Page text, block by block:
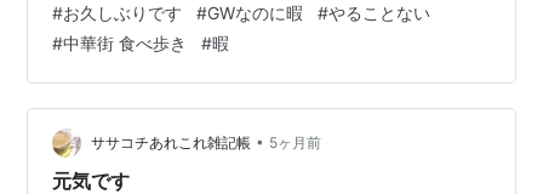
からぬw アクセサリーで生きてこうと思ったけど 全くと
言って見向きもされず…心が折れてやめました😅 材料費
がかかる上に売れないとなるとね…😭 でも自分で何かし
たいことには変わりなく、毎日お家起業について調べて
ますw 中華街行きたいな。
#お久しぶりです #GWなのに暇 #やることない
#中華街 食べ歩き #暇
ササコチあれこれ雑記帳 • 5ヶ月前
元気です